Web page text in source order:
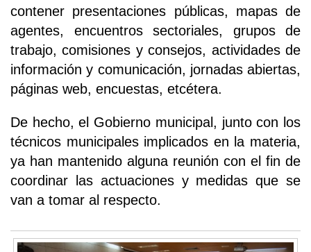
contener presentaciones públicas, mapas de
agentes, encuentros sectoriales, grupos de
trabajo, comisiones y consejos, actividades de
información y comunicación, jornadas abiertas,
páginas web, encuestas, etcétera.
De hecho, el Gobierno municipal, junto con los
técnicos municipales implicados en la materia,
ya han mantenido alguna reunión con el fin de
coordinar las actuaciones y medidas que se
van a tomar al respecto.